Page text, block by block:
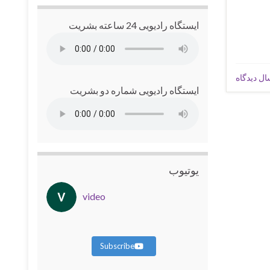
دیدگاه
ایستگاه رادیویی 24 ساعته بشریت
ایستگاه رادیویی شماره دو بشریت
یوتیوب
video
Subscribe